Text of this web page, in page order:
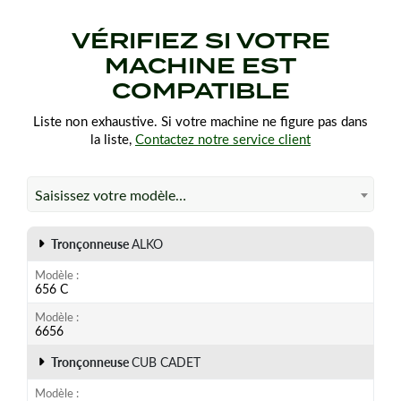
VÉRIFIEZ SI VOTRE
MACHINE EST
COMPATIBLE
Liste non exhaustive. Si votre machine ne figure pas dans
la liste, Contactez notre service client
Saisissez votre modèle…
TronçonneuseALKO
Modèle
656 C
Modèle
6656
TronçonneuseCUB CADET
Modèle